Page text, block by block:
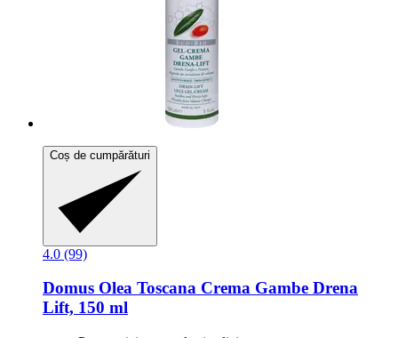
Coș de cumpărături
4.0 (99)
Domus Olea Toscana Crema Gambe Drena
Lift, 150 ml